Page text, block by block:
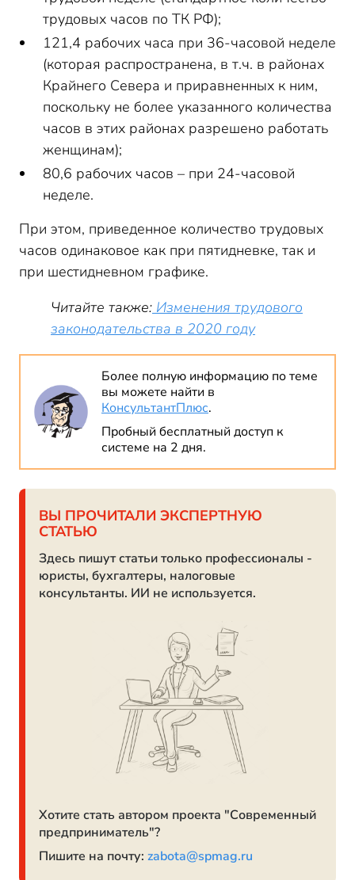
трудовых часов по ТК РФ);
121,4 рабочих часа при 36-часовой неделе
(которая распространена, в т.ч. в районах
Крайнего Севера и приравненных к ним,
поскольку не более указанного количества
часов в этих районах разрешено работать
женщинам);
80,6 рабочих часов – при 24-часовой
неделе.
При этом, приведенное количество трудовых
часов одинаковое как при пятидневке, так и
при шестидневном графике.
Читайте также: Изменения трудового
законодательства в 2020 году
Более полную информацию по теме
вы можете найти в
КонсультантПлюс.
Пробный бесплатный доступ к
системе на 2 дня.
ВЫ ПРОЧИТАЛИ ЭКСПЕРТНУЮ
СТАТЬЮ
Здесь пишут статьи только профессионалы -
юристы, бухгалтеры, налоговые
консультанты. ИИ не используется.
Хотите стать автором проекта "Современный
предприниматель"?
Пишите на почту: zabota@spmag.ru